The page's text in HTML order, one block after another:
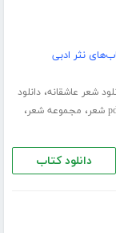
نثر ادبی
شعر عاشقانه،دانلود
، مجموعه شعر،
دانلود کتاب